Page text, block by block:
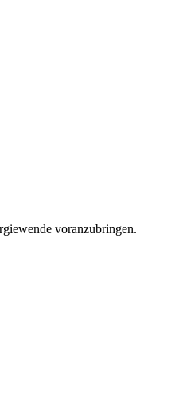
voranzubringen.